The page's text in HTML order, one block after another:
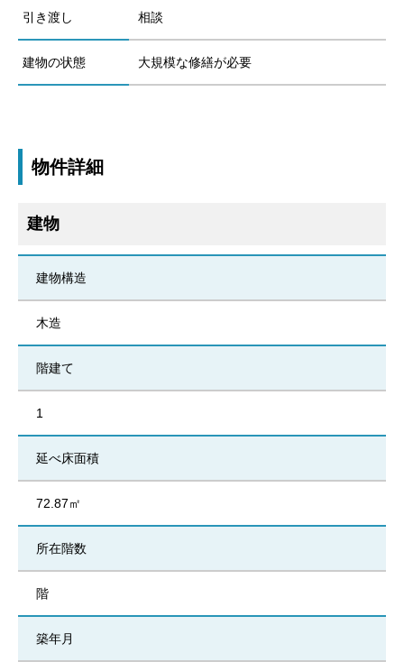
引き渡し 相談
建物の状態 大規模な修繕が必要
物件詳細
建物
建物構造
木造
階建て
1
延べ床面積
72.87㎡
所在階数
階
築年月